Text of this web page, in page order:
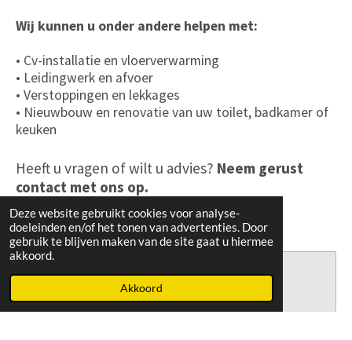
Deze website gebruikt cookies voor analyse-
doeleinden en/of het tonen van advertenties. Door
gebruik te blijven maken van de site gaat u hiermee
akkoord.
Akkoord
Wij kunnen u onder andere helpen met:
• Cv-installatie en vloerverwarming
• Leidingwerk en afvoer
• Verstoppingen en lekkages
• Nieuwbouw en renovatie van uw toilet, badkamer of
keuken
Heeft u vragen of wilt u advies? Neem gerust
contact met ons op.
Maak jouw eigen website met
JouwWeb